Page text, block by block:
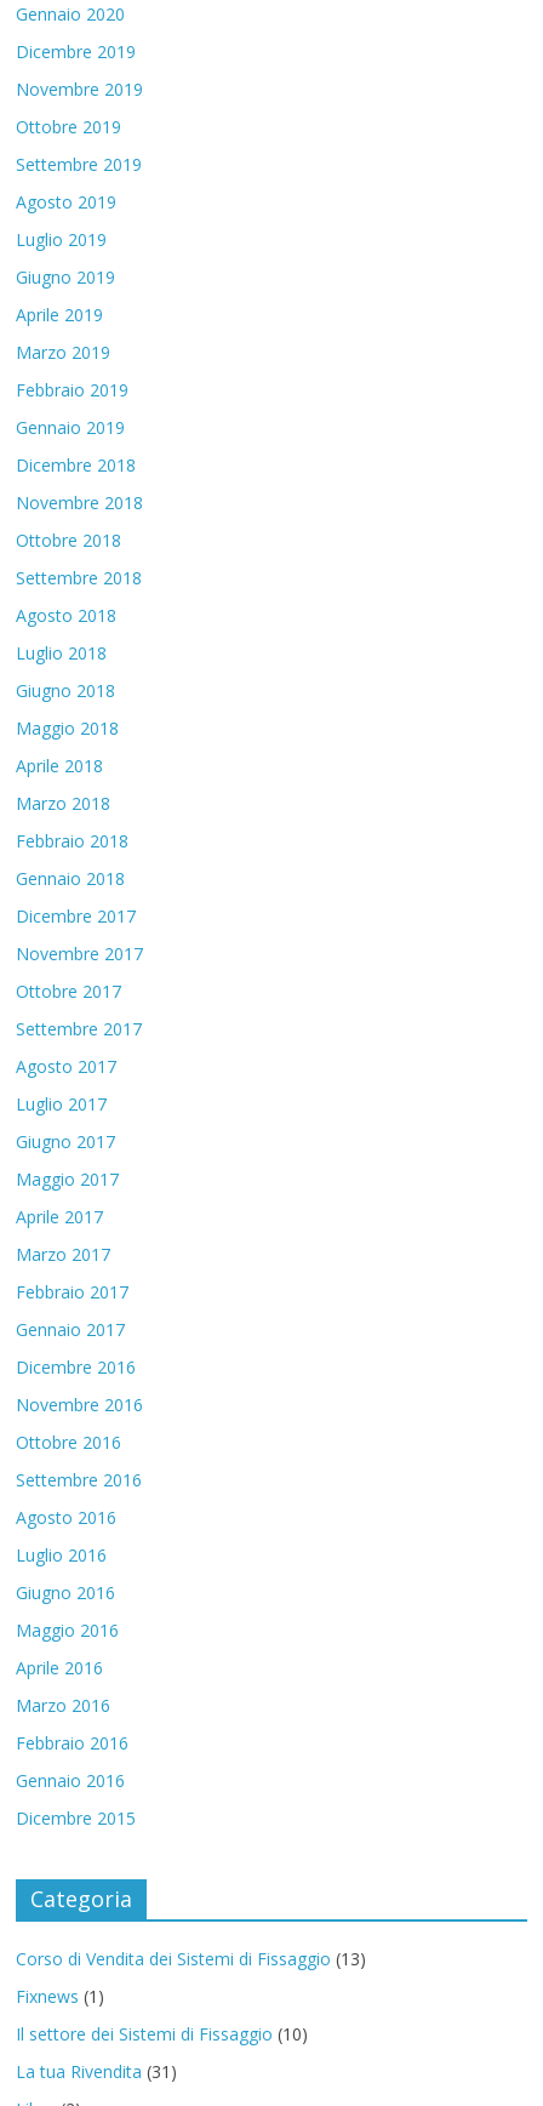
Gennaio 2020
Dicembre 2019
Novembre 2019
Ottobre 2019
Settembre 2019
Agosto 2019
Luglio 2019
Giugno 2019
Aprile 2019
Marzo 2019
Febbraio 2019
Gennaio 2019
Dicembre 2018
Novembre 2018
Ottobre 2018
Settembre 2018
Agosto 2018
Luglio 2018
Giugno 2018
Maggio 2018
Aprile 2018
Marzo 2018
Febbraio 2018
Gennaio 2018
Dicembre 2017
Novembre 2017
Ottobre 2017
Settembre 2017
Agosto 2017
Luglio 2017
Giugno 2017
Maggio 2017
Aprile 2017
Marzo 2017
Febbraio 2017
Gennaio 2017
Dicembre 2016
Novembre 2016
Ottobre 2016
Settembre 2016
Agosto 2016
Luglio 2016
Giugno 2016
Maggio 2016
Aprile 2016
Marzo 2016
Febbraio 2016
Gennaio 2016
Dicembre 2015
Categoria
Corso di Vendita dei Sistemi di Fissaggio (13)
Fixnews (1)
Il settore dei Sistemi di Fissaggio (10)
La tua Rivendita (31)